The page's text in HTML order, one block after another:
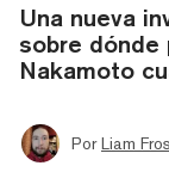
Una nueva
sobre dónde
Nakamoto
Por Liam